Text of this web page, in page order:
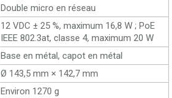
Double micro en réseau
12 VDC ± 25 %, maximum 16,8 W ; PoE
IEEE 802.3at, classe 4, maximum 20 W
Base en métal, capot en métal
Ø 143,5 mm × 142,7 mm
Environ 1270 g